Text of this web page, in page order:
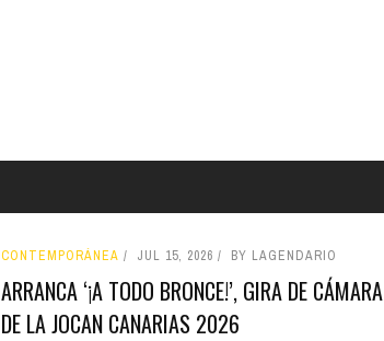
CONTEMPORÁNEA JUL 15, 2026 BY LAGENDARIO
ARRANCA ‘¡A TODO BRONCE!’, GIRA DE CÁMARA
DE LA JOCAN CANARIAS 2026